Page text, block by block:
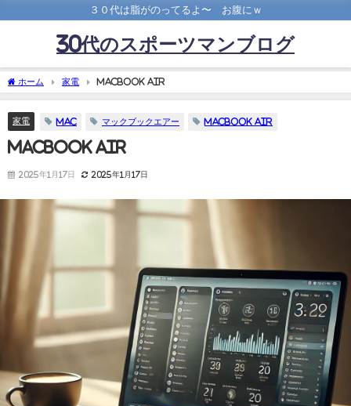
３０代は脂がのってるよ〜 お腹にｗ
30代のスポーツマンブログ
ホーム 家電 MacBook Air
家電 MAC マックブックエアー MacBook Air
MacBook Air
2025年1月17日 2025年1月17日